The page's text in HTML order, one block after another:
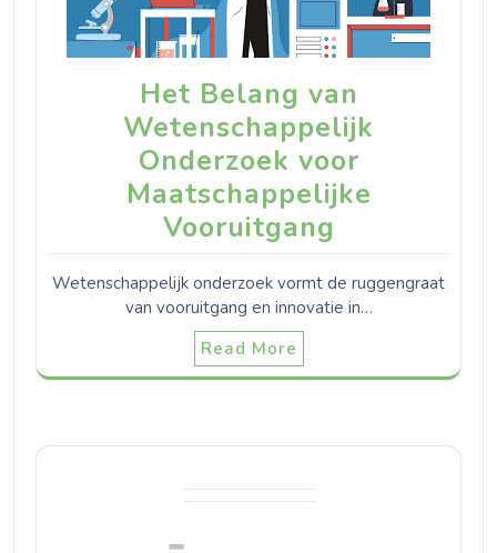
Het Belang van
Wetenschappelijk
Onderzoek voor
Maatschappelijke
Vooruitgang
Wetenschappelijk onderzoek vormt de ruggengraat
van vooruitgang en innovatie in…
Read More